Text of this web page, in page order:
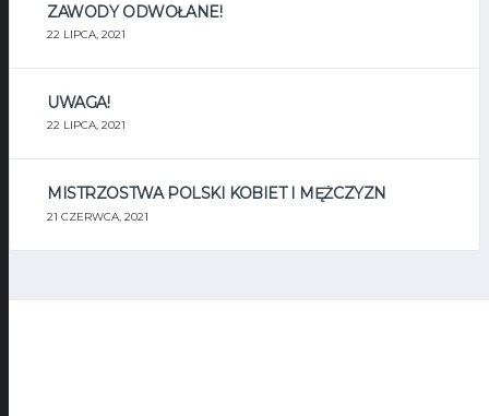
ZAWODY ODWOŁANE!
22 LIPCA, 2021
UWAGA!
22 LIPCA, 2021
MISTRZOSTWA POLSKI KOBIET I MĘŻCZYZN
21 CZERWCA, 2021